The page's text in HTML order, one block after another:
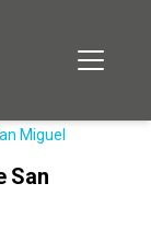
Miguel
San